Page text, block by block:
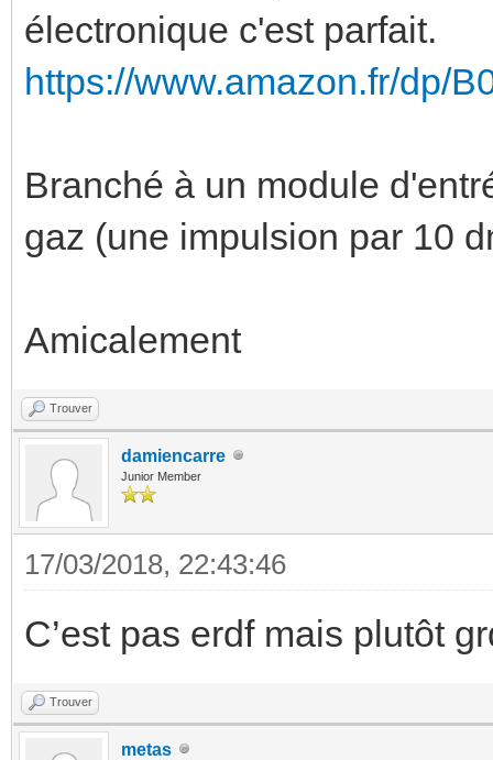
électronique c'est parfait.
https://www.amazon.fr/dp/
Branché à un module
gaz (une impulsion par 10
Amicalement
Trouver
damiencarre
Junior Member
17/03/2018, 22:43:46
C’est pas erdf mais plutôt
Trouver
metas